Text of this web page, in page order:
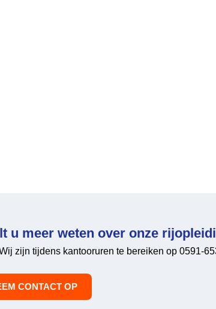
u meer weten over onze
zijn tijdens kantooruren te bereiken op 0591-
CONTACT OP